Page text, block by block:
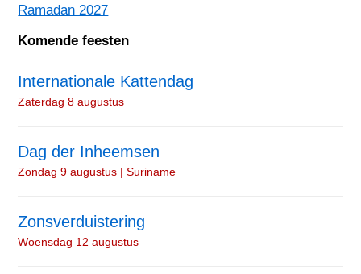
Ramadan 2027
Komende feesten
Internationale Kattendag
Zaterdag 8 augustus
Dag der Inheemsen
Zondag 9 augustus | Suriname
Zonsverduistering
Woensdag 12 augustus